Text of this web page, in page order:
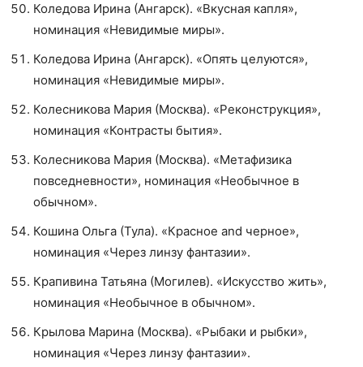
Коледова Ирина (Ангарск). «Вкусная капля»,
номинация «Невидимые миры».
Коледова Ирина (Ангарск). «Опять целуются»,
номинация «Невидимые миры».
Колесникова Мария (Москва). «Реконструкция»,
номинация «Контрасты бытия».
Колесникова Мария (Москва). «Метафизика
повседневности», номинация «Необычное в
обычном».
Кошина Ольга (Тула). «Красное and черное»,
номинация «Через линзу фантазии».
Крапивина Татьяна (Могилев). «Искусство жить»,
номинация «Необычное в обычном».
Крылова Марина (Москва). «Рыбаки и рыбки»,
номинация «Через линзу фантазии».